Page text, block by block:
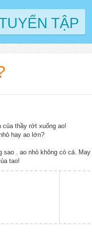
TẬP
của thầy rớt xuống ao!
hay ao lớn?
sao . ao nhỏ không có cá.
tao!